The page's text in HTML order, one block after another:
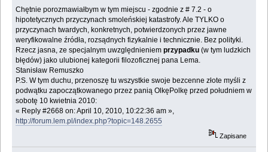
Chętnie porozmawiałbym w tym miejscu - zgodnie z # 7.2 - o
hipotetycznych przyczynach smoleńskiej katastrofy. Ale TYLKO o
przyczynach twardych, konkretnych, potwierdzonych przez jawne
weryfikowalne źródła, rozsądnych fizykalnie i technicznie. Bez polityki.
Rzecz jasna, ze specjalnym uwzględnieniemprzypadku(w tym ludzkich
błędów) jako ulubionej kategorii filozoficznej pana Lema.
Stanisław Remuszko
P.S. W tym duchu, przenoszę tu wszystkie swoje bezcenne złote myśli z
podwątku zapoczątkowanego przez panią OlkęPolkę przed południem w
sobotę 10 kwietnia 2010:
« Reply #2668 on: April 10, 2010, 10:22:36 am »,
http://forum.lem.pl/index.php?topic=148.2655
Zapisane